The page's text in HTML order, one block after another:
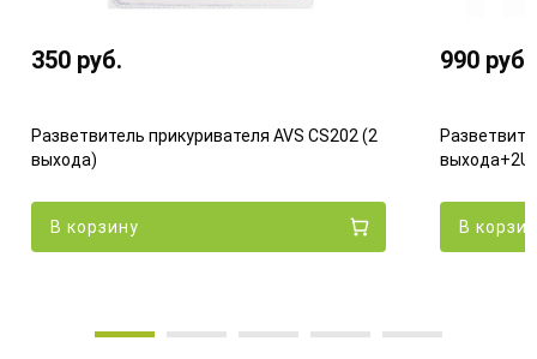
350 руб.
Разветвитель прикуривателя AVS CS202 (2
выхода)
В корзину
990 руб.
В